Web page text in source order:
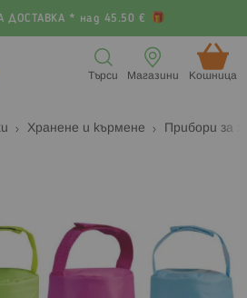
ДОСТАВКА * над 45.50 €
Кошница (
Магазини
Търси
Хранене и кърмене Прибори за